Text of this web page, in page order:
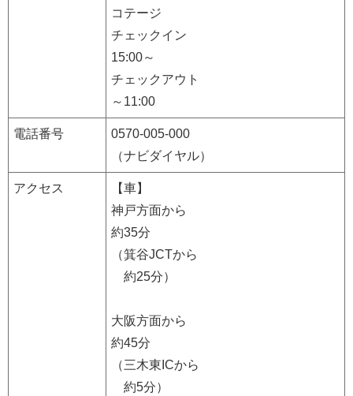
コテージ
チェックイン
15:00～
チェックアウト
～11:00
電話番号
0570-005-000
（ナビダイヤル）
アクセス
【車】
神戸方面から
約35分
（箕谷JCTから
約25分）
大阪方面から
約45分
（三木東ICから
約5分）